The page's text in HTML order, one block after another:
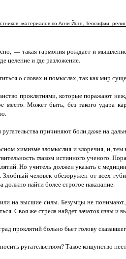
материалов по Агни Йоге, Теософии,
такая гармония рождает и мышление
целение и где разложение.
о словах и помыслах, так как мир
проклятиями, которые поражают
место. Может быть, без такого удара
причиняют боли даже на
химизме зломыслия и злоречия, и, тем
глазом истинного ученого.
Но учитель должен указать с
Злобный человек обезоружен от всех
должно найти более строгое наказание.
на высшие силы. Безумцы не
Своя же стрела найдет зачаток язвы и
проклятий больно бьет голову
ругательством? Такое кощунство